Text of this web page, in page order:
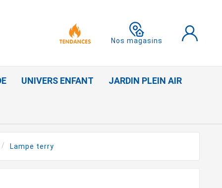
Nos magasins
UNIVERS ENFANT JARDIN PLEIN AIR
Lampe terry